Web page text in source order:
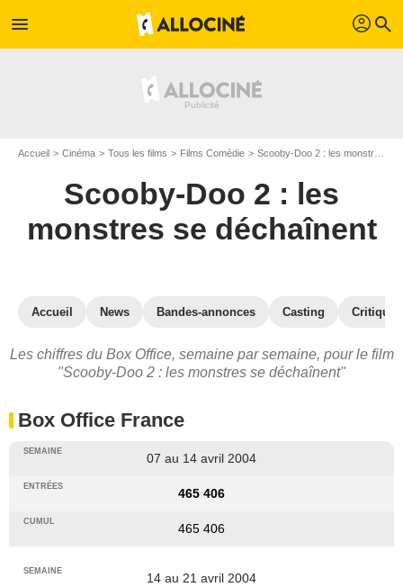
menu profil search
Accueil Cinéma Tous les films Films Comédie Scooby-Doo 2 : les monstres se déchaînent
Scooby-Doo 2 : les
monstres se déchaînent
Accueil News Bandes-annonces Casting
Les chiffres du Box Office, semaine par semaine, pour le film
"Scooby-Doo 2 : les monstres se déchaînent"
Box Office France
07 au 14 avril 2004
465 406
465 406
14 au 21 avril 2004